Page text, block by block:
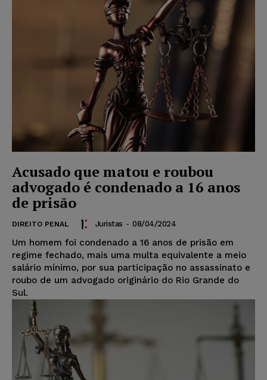
Acusado que matou e roubou
advogado é condenado a 16 anos
de prisão
DIREITO PENAL Juristas - 08/04/2024
Um homem foi condenado a 16 anos de prisão em
regime fechado, mais uma multa equivalente a meio
salário mínimo, por sua participação no assassinato e
roubo de um advogado originário do Rio Grande do
Sul.